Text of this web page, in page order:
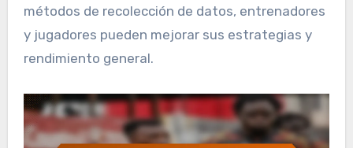
métodos de recolección de datos, entrenadores
y jugadores pueden mejorar sus estrategias y
rendimiento general.